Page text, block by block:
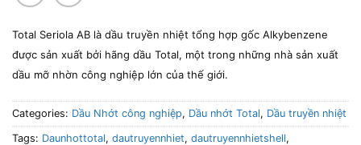
Total Seriola AB là dầu truyền nhiệt tổng hợp gốc Alkybenzene
được sản xuất bởi hãng dầu Total, một trong những nhà sản xuất
dầu mỡ nhờn công nghiệp lớn của thế giới.
Categories: Dầu Nhớt công nghiệp, Dầu nhớt Total, Dầu truyền nhiệt
Tags: Daunhottotal, dautruyennhiet, dautruyennhietshell,